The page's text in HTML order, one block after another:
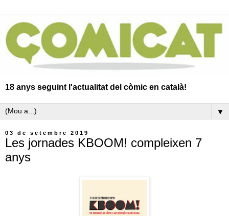
18 anys seguint l'actualitat del còmic en català!
▼
03 de setembre 2019
Les jornades KBOOM! compleixen 7
anys